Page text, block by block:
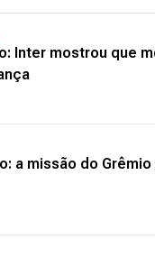
Inter mostrou que
a missão do Grêmio